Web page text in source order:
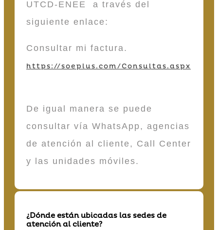
UTCD-ENEE a través del
siguiente enlace:
Consultar mi factura.
https://soeplus.com/Consultas.aspx
De igual manera se puede
consultar vía WhatsApp, agencias
de atención al cliente, Call Center
y las unidades móviles.
¿Dónde están ubicadas las sedes de
atención al cliente?